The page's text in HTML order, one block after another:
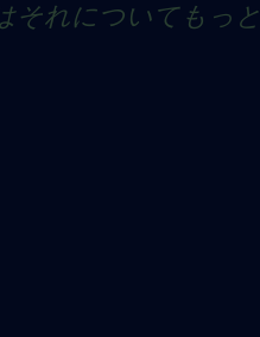
それについてもっと